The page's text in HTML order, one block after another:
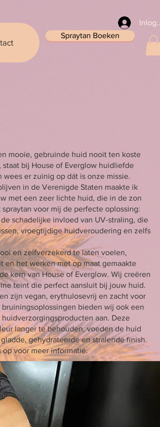
Spraytan Boeken
mooie, gebruinde huid nooit ten koste
staat bij House of Everglow huidliefde
wees er zuinig op dát is onze missie.
in de Verenigde Staten maakte ik
met een zeer lichte huid, die in de zon
voor mij de perfecte oplossing:
schadelijke invloed van UV-straling, die
vroegtijdige huidveroudering en zelfs
en zelfverzekerd te laten voelen,
en het werken met op maat gemaakte
kern van House of Everglow. Wij creëren
teint die perfect aansluit bij jouw huid.
zijn vegan, erythulosevrij en zacht voor
bieden wij ook een
aan. Deze
langer te behouden, voeden de huid
gehydrateerde en stralende finish.
op voor meer informatie.